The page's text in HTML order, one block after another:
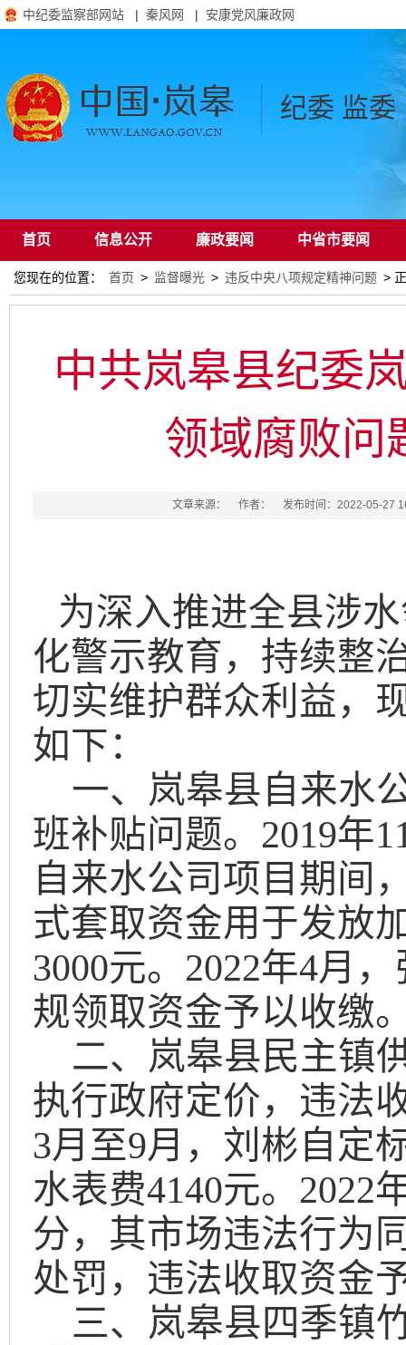
中纪委监察部网站 | 秦风网 | 安康党风廉政网
纪委 监委
首页 信息公开 廉政要闻 中省市要闻
通知公告
您现在的位置： 首页 > 监督曝光 > 违反中央八项规定精神问题 >
中共岚皋县纪委
领域腐败问
文章来源： 作者： 发布时间：2022-05-27
为深入推进全县涉
化警示教育，持续整
切实维护群众利益，
如下：
一、 岚皋县自来水
班补贴问题。 2019年
自来水公司项目期间
式套取资金用 于发放
3000元。 2022年4月，
规领取资金予以收缴
二、岚皋县民主镇
执行政府定价，违法
3月至9月， 刘彬自定
水表费4140元。 2022
分， 其市场违法行为
处罚 ， 违法收取资金
三、岚皋县四季镇